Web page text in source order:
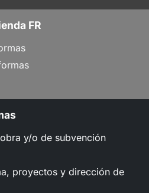
FR
y/o de subvención
proyectos y dirección de